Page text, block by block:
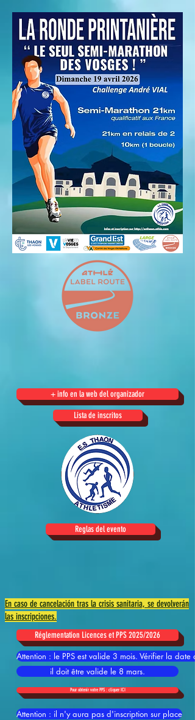
+ info en la web del organizador
Lista de inscritos
Reglas del evento
En caso de cancelación tras la crisis sanitaria, se devolverán
las inscripciones.
Réglementation Licences et PPS 2025/2026
Attention : le PPS est valide 3 mois. Vérifier la date
il doit être valide le 8 mars.
Pour obtenir votre PPS : cliquer ICI
Attention : il n'y aura pas d'inscription sur place